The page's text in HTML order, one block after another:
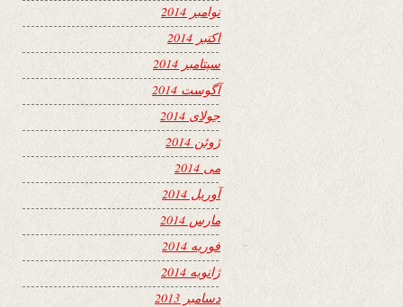
نوامبر 2014
اکتبر 2014
سپتامبر 2014
آگوست 2014
جولای 2014
ژوئن 2014
می 2014
آوریل 2014
مارس 2014
فوریه 2014
ژانویه 2014
دسامبر 2013